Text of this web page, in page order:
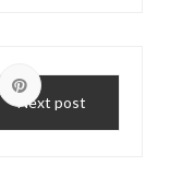
Next post